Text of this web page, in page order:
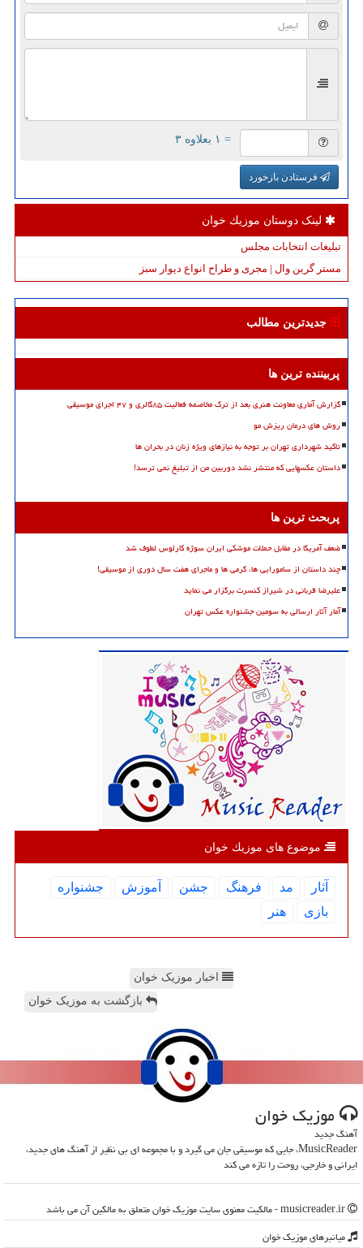
= ۱ بعلاوه ۳
فرستادن بازخورد
لینک دوستان موزیك خوان
تبلیغات انتخابات مجلس
مستر گرین وال | مجری و طراح انواع دیوار سبز
جدیدترین مطالب
پربیننده ترین ها
گزارش آماری معاونت هنری بعد از ترک مخاصمه فعالیت ۸۵گالری و ۴۷ اجرای موسیقی
روش های درمان ریزش مو
تاکید شهرداری تهران بر توجه به نیازهای ویژه زنان در بحران ها
داستان عکسهایی که منتشر نشد دوربین من از تبلیغ نمی ترسد!
پربحث ترین ها
ضعف آمریکا در مقابل حملات موشکی ایران سوژه کارلوس لطوف شد
چند داستان از سامورایی ها، گرمی ها و ماجرای هفت سال دوری از موسیقی!
علیرضا قربانی در شیراز کنسرت برگزار می نماید
آمار آثار ارسالی به سومین جشنواره عکس تهران
موضوع های موزیك خوان
آثار مد فرهنگ جشن آموزش
جشنواره
بازی
هنر
اخبار موزیک خوان
بازگشت به موزیک خوان
موزیك خوان
آهنگ جدید
MusicReader، جایی که موسیقی جان می گیرد و با مجموعه ای بی نظیر از آهنگ های جدید،
ایرانی و خارجی، روحت را تازه می کند
میانبرهای موزیك خوان